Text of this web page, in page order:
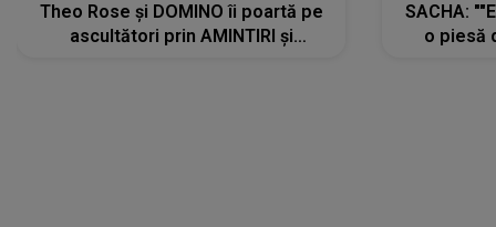
Theo Rose și DOMINO îi poartă pe
ascultători prin AMINTIRI și
SACHA:
o piesă